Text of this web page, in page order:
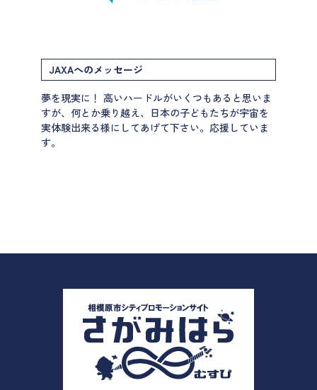
JAXAへのメッセージ
夢を現実に！ 高いハードルがいくつもあると思いま
すが、何とか乗り越え、日本の子どもたちが宇宙を
実体験出来る様にしてあげて下さい。応援していま
す。